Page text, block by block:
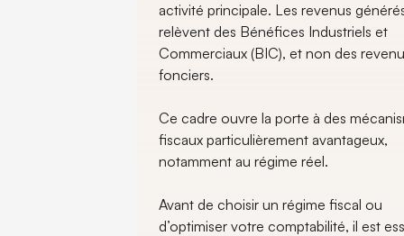
activité principale. Les revenus
relèvent des Bénéfices Industriels et
Commerciaux (BIC), et non des
fonciers.
Ce cadre ouvre la porte à des
fiscaux particulièrement avantageux,
notamment au régime réel.
Avant de choisir un régime fiscal ou
d’optimiser votre comptabilité, il est